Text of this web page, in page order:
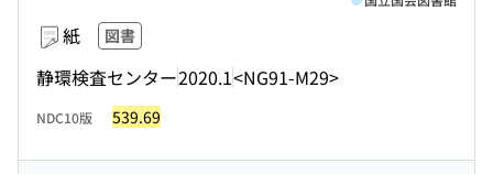
紙 図書
静環検査センター2020.1<NG91-M29>
NDC10版 539.69